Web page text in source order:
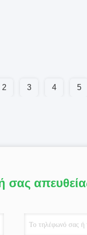
2 3 4 5
σας